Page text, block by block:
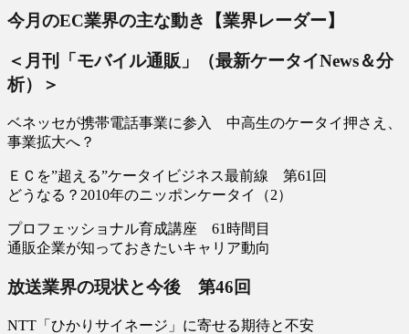
今月のEC業界の主な動き【業界レーダー】
＜月刊「モバイル通販」（最新ケータイNews＆分
析）＞
ベネッセが携帯電話事業に参入 中高生のケータイ押さえ、
事業拡大へ？
ＥＣを”超える”ケータイビジネス最前線 第61回
どうなる？2010年のニッポンケータイ（2）
プロフェッショナル育成講座 61時間目
通販企業が知っておきたいキャリア動向
放送業界の現状と今後 第46回
NTT「ひかりサイネージ」に寄せる期待と不安